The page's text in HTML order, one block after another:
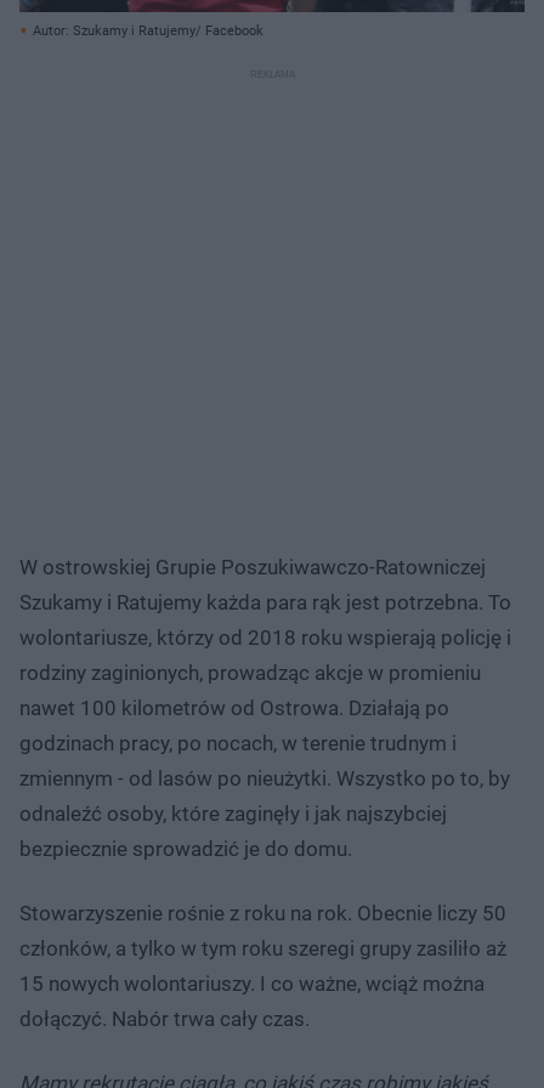
Autor: Szukamy i Ratujemy/ Facebook
W ostrowskiej Grupie Poszukiwawczo-Ratowniczej
Szukamy i Ratujemy każda para rąk jest potrzebna. To
wolontariusze, którzy od 2018 roku wspierają policję i
rodziny zaginionych, prowadząc akcje w promieniu
nawet 100 kilometrów od Ostrowa. Działają po
godzinach pracy, po nocach, w terenie trudnym i
zmiennym - od lasów po nieużytki. Wszystko po to, by
odnaleźć osoby, które zaginęły i jak najszybciej
bezpiecznie sprowadzić je do domu.
Stowarzyszenie rośnie z roku na rok. Obecnie liczy 50
członków, a tylko w tym roku szeregi grupy zasiliło aż
15 nowych wolontariuszy. I co ważne, wciąż można
dołączyć. Nabór trwa cały czas.
Mamy rekrutację ciągłą, co jakiś czas robimy jakieś